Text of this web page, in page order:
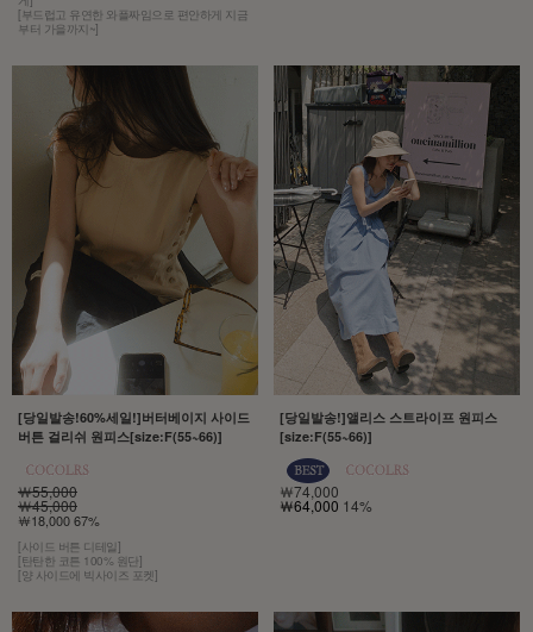
[부드럽고 유연한 와플짜임으로 편안하게 지금
부터 가을까지~]
[당일발송!60%세일!]버터베이지 사이드
버튼 걸리쉬 원피스[size:F(55~66)]
￦55,000
￦45,000
￦18,000 67%
[사이드 버튼 디테일]
[탄탄한 코튼 100% 원단]
[양 사이드에 빅사이즈 포켓]
[당일발송!]앨리스 스트라이프 원피스
[size:F(55~66)]
￦74,000
￦64,000 14%